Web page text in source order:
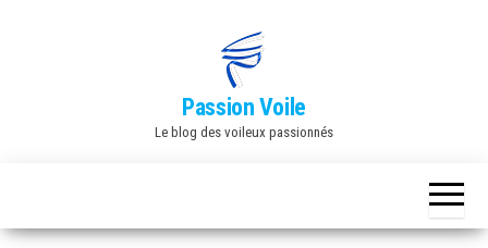
Passion Voile
Le blog des voileux passionnés